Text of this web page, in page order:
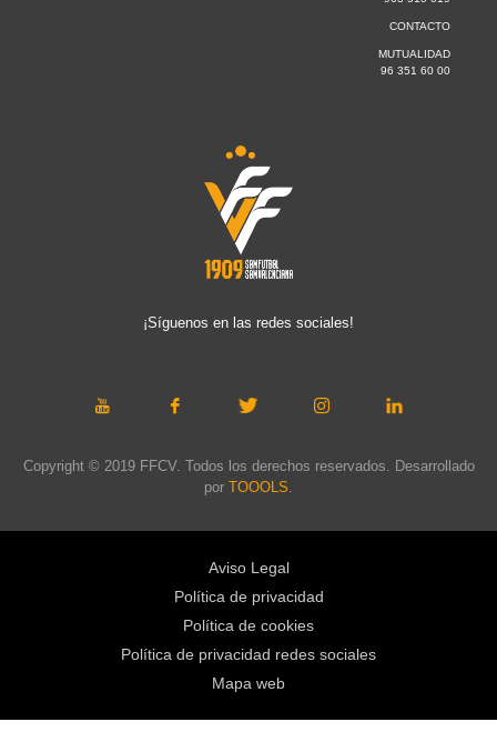
CONTACTO
MUTUALIDAD
96 351 60 00
¡Síguenos en las redes sociales!
Copyright © 2019 FFCV. Todos los derechos reservados. Desarrollado
por TOOOLS
Aviso Legal
Política de privacidad
Política de cookies
Política de privacidad redes sociales
Mapa web